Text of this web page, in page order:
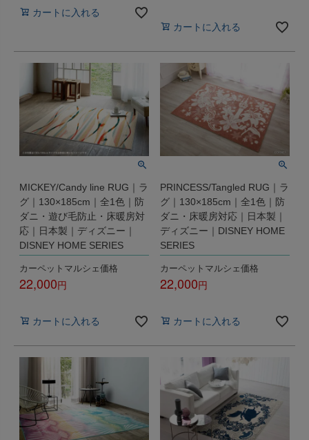
カートに入れる
カートに入れる
MICKEY/Candy line RUG｜ラ
グ｜130×185cm｜全1色｜防
ダニ・遊び毛防止・床暖房対
応｜日本製｜ディズニー｜
DISNEY HOME SERIES
カーペットマルシェ価格
22,000
カートに入れる
PRINCESS/Tangled RUG｜ラ
グ｜130×185cm｜全1色｜防
ダニ・床暖房対応｜日本製｜
ディズニー｜DISNEY HOME
SERIES
カーペットマルシェ価格
22,000
カートに入れる